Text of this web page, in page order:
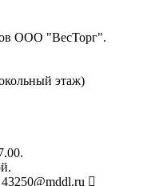
ООО "ВесТорг".
этаж)
250@mddl.ru